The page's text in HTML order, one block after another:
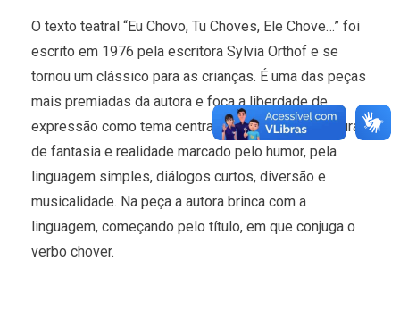
O texto teatral “Eu Chovo, Tu Choves, Ele Chove…” foi
escrito em 1976 pela escritora Sylvia Orthof e se
tornou um clássico para as crianças. É uma das peças
mais premiadas da autora e foca a liberdade de
expressão como tema central. O texto é uma mistura
de fantasia e realidade marcado pelo humor, pela
linguagem simples, diálogos curtos, diversão e
musicalidade. Na peça a autora brinca com a
linguagem, começando pelo título, em que conjuga o
verbo chover.